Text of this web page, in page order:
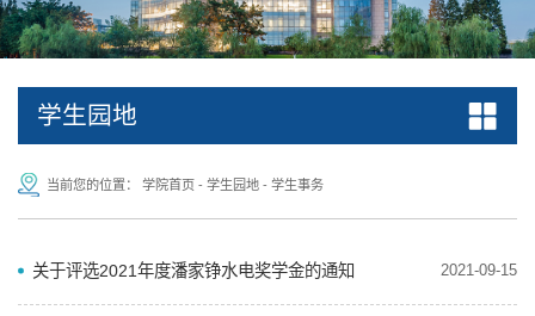
学生园地
当前您的位置： 学院首页 - 学生园地 - 学生事务
关于评选2021年度潘家铮水电奖学金的通知 2021-09-15